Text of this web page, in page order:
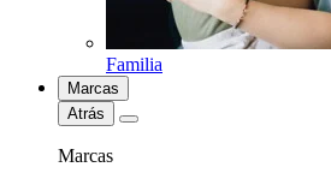
Familia
Marcas
Atrás
Marcas